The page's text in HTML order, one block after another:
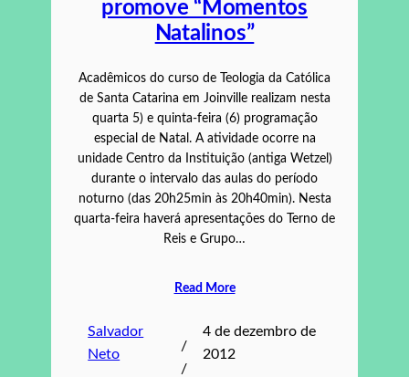
promove “Momentos
Natalinos”
Acadêmicos do curso de Teologia da Católica
de Santa Catarina em Joinville realizam nesta
quarta 5) e quinta-feira (6) programação
especial de Natal. A atividade ocorre na
unidade Centro da Instituição (antiga Wetzel)
durante o intervalo das aulas do período
noturno (das 20h25min às 20h40min). Nesta
quarta-feira haverá apresentações do Terno de
Reis e Grupo…
Read More
Salvador
Neto
/
/
4 de dezembro de
2012